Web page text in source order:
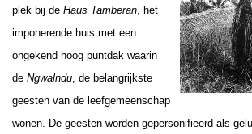
plek bij de Haus Tamberan , het
imponerende huis met een
ongekend hoog puntdak waarin
de Ngwalndu , de belangrijkste
geesten van de leefgemeenschap
wonen. De geesten worden gepersonifieerd als